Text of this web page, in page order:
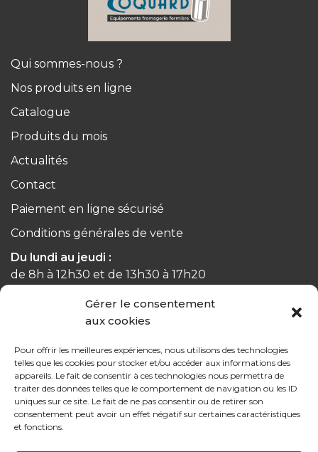
Gérer le consentement
aux cookies
Pour offrir les meilleures expériences, nous utilisons des technologies
telles que les cookies pour stocker et/ou accéder aux informations des
appareils. Le fait de consentir à ces technologies nous permettra de
traiter des données telles que le comportement de navigation ou les ID
uniques sur ce site. Le fait de ne pas consentir ou de retirer son
consentement peut avoir un effet négatif sur certaines caractéristiques
et fonctions.
Qui sommes-nous ?
Nos produits en ligne
Catalogue
Produits du mois
Actualités
Contact
Paiement en ligne sécurisé
Conditions générales de vente
Du lundi au jeudi :
de 8h à 12h30 et de 13h30 à 17h20
Le vendredi :
de 8h à 12h30 et de 13h30 à 16h
Notre gamme pour les particuliers